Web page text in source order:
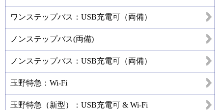
ワンステップバス：USB充電可（両備）
ノンステップバス(両備)
ノンステップバス：USB充電可（両備）
玉野特急：Wi-Fi
玉野特急（新型）：USB充電可 & Wi-Fi